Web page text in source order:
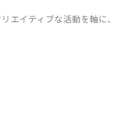
エイティブな活動を軸に、